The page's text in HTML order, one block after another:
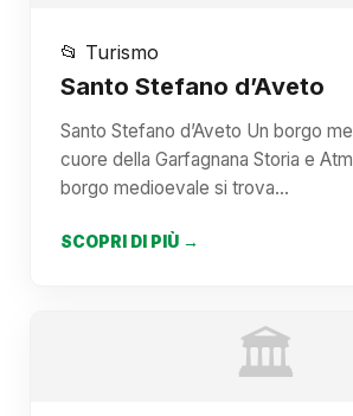
📂 Turismo
Santo Stefano d’Aveto
Santo Stefano d’Aveto Un borgo
cuore della Garfagnana Storia e
borgo medioevale si trova…
SCOPRI DI PIÙ →
🏛️